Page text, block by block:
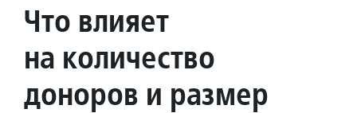
Что влияет
на количество
доноров и размер